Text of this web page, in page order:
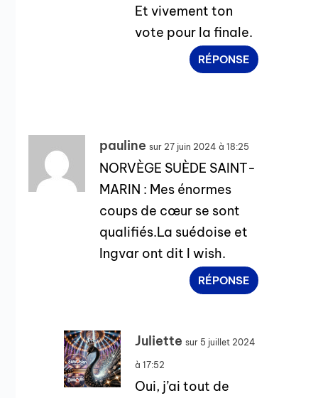
Et vivement ton
vote pour la finale.
RÉPONSE
pauline sur 27 juin 2024 à 18:25
NORVÈGE SUÈDE SAINT-
MARIN : Mes énormes
coups de cœur se sont
qualifiés.La suédoise et
Ingvar ont dit I wish.
RÉPONSE
Juliette sur 5 juillet 2024
à 17:52
Oui, j’ai tout de